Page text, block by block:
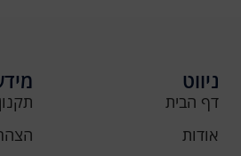
ניווט
דף הבית
אודות